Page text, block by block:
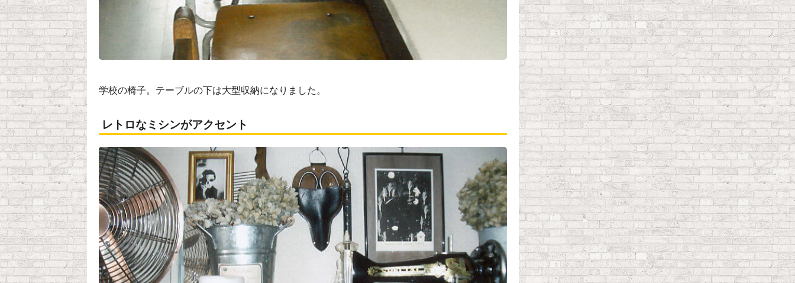
学校の椅子。テーブルの下は大型収納になりました。
レトロなミシンがアクセント